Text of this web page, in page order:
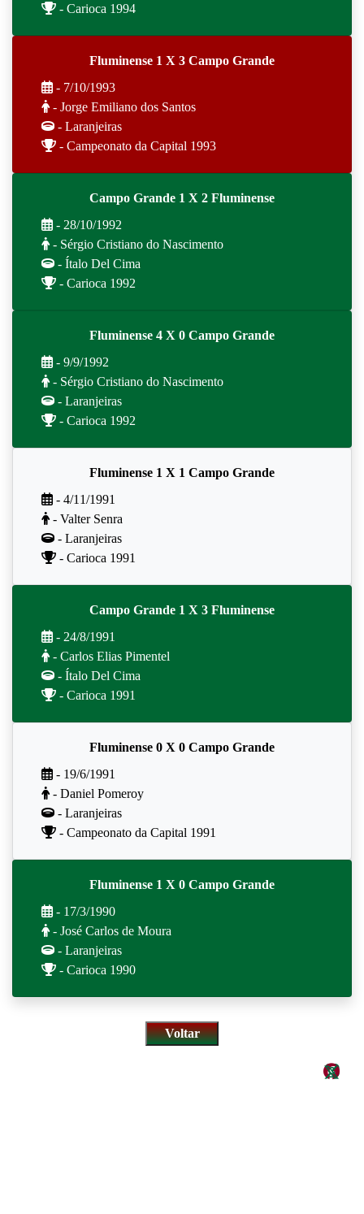
- Carioca 1994
Fluminense 1 X 3 Campo Grande
- 7/10/1993
- Jorge Emiliano dos Santos
- Laranjeiras
- Campeonato da Capital 1993
Campo Grande 1 X 2 Fluminense
- 28/10/1992
- Sérgio Cristiano do Nascimento
- Ítalo Del Cima
- Carioca 1992
Fluminense 4 X 0 Campo Grande
- 9/9/1992
- Sérgio Cristiano do Nascimento
- Laranjeiras
- Carioca 1992
Fluminense 1 X 1 Campo Grande
- 4/11/1991
- Valter Senra
- Laranjeiras
- Carioca 1991
Campo Grande 1 X 3 Fluminense
- 24/8/1991
- Carlos Elias Pimentel
- Ítalo Del Cima
- Carioca 1991
Fluminense 0 X 0 Campo Grande
- 19/6/1991
- Daniel Pomeroy
- Laranjeiras
- Campeonato da Capital 1991
Fluminense 1 X 0 Campo Grande
- 17/3/1990
- José Carlos de Moura
- Laranjeiras
- Carioca 1990